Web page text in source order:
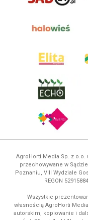
AgroHorti Media Sp. z o.o.
przechowywane w
Poznaniu, VIII Wydziale
REGON
Wszystkie
własnością AgroHorti
autorskim, kopiowanie i